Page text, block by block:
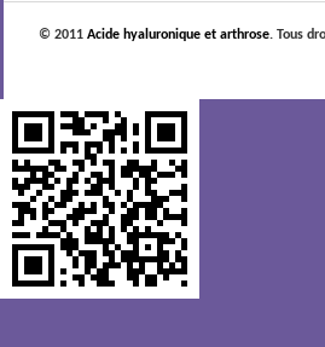
© 2011Acide hyaluronique et arthrose. Tous